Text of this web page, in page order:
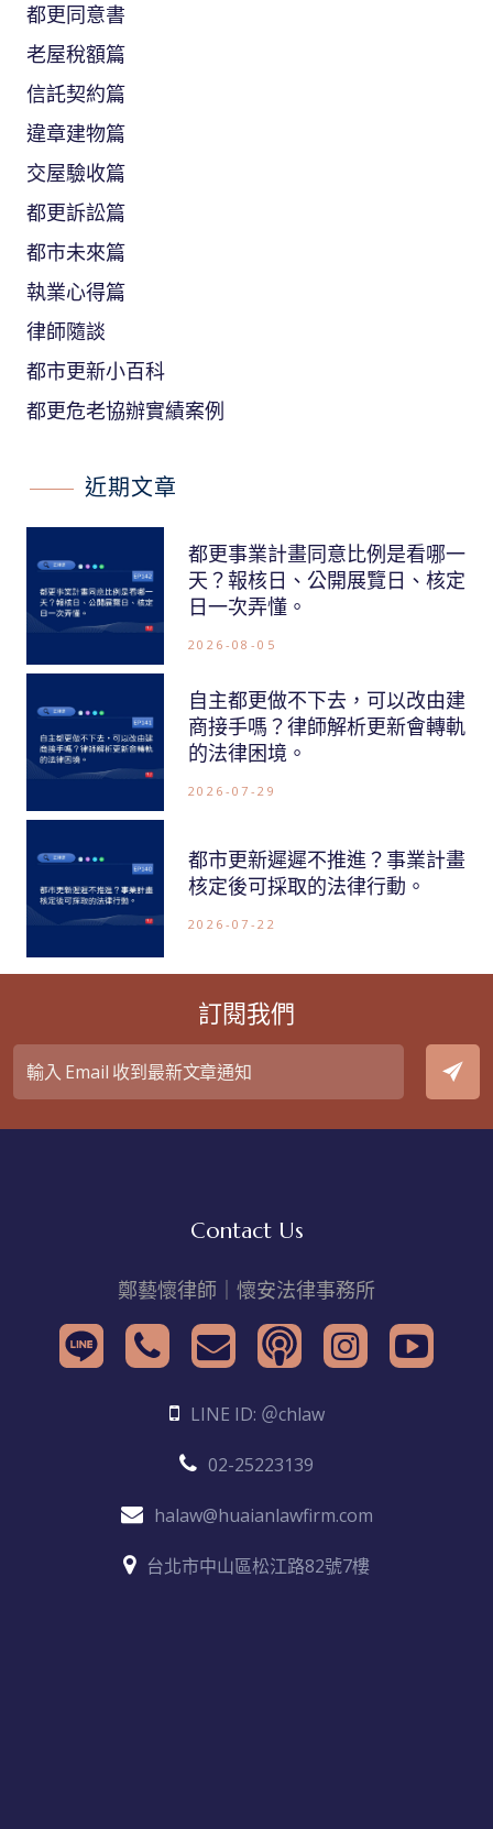
都更同意書
老屋稅額篇
信託契約篇
違章建物篇
交屋驗收篇
都更訴訟篇
都市未來篇
執業心得篇
律師隨談
都市更新小百科
都更危老協辦實績案例
近期文章
都更事業計畫同意比例是看哪一
天？報核日、公開展覽日、核定
日一次弄懂。
2026-08-05
自主都更做不下去，可以改由建
商接手嗎？律師解析更新會轉軌
的法律困境。
2026-07-29
都市更新遲遲不推進？事業計畫
核定後可採取的法律行動。
2026-07-22
訂閱我們
Contact Us
鄭藝懷律師｜懷安法律事務所
LINE ID: ＠chlaw
02-25223139
halaw@huaianlawfirm.com
台北市中山區松江路82號7樓